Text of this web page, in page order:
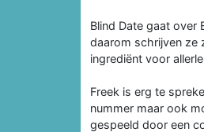
Blind Date gaat over
daarom schrijven ze
ingrediënt voor
Freek is erg te
nummer maar ook
gespeeld door een